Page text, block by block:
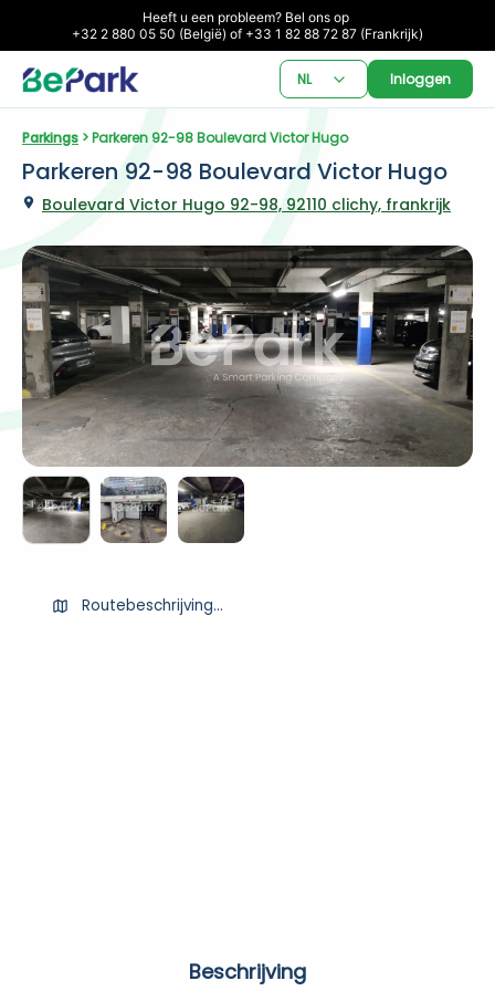
Heeft u een probleem? Bel ons op
+32 2 880 05 50 (België) of +33 1 82 88 72 87 (Frankrijk)
NL Inloggen
Parkings > Parkeren 92-98 Boulevard Victor Hugo
Parkeren 92-98 Boulevard Victor Hugo
Boulevard Victor Hugo 92-98, 92110 clichy, frankrijk
Routebeschrijving ophalen
Beschrijving